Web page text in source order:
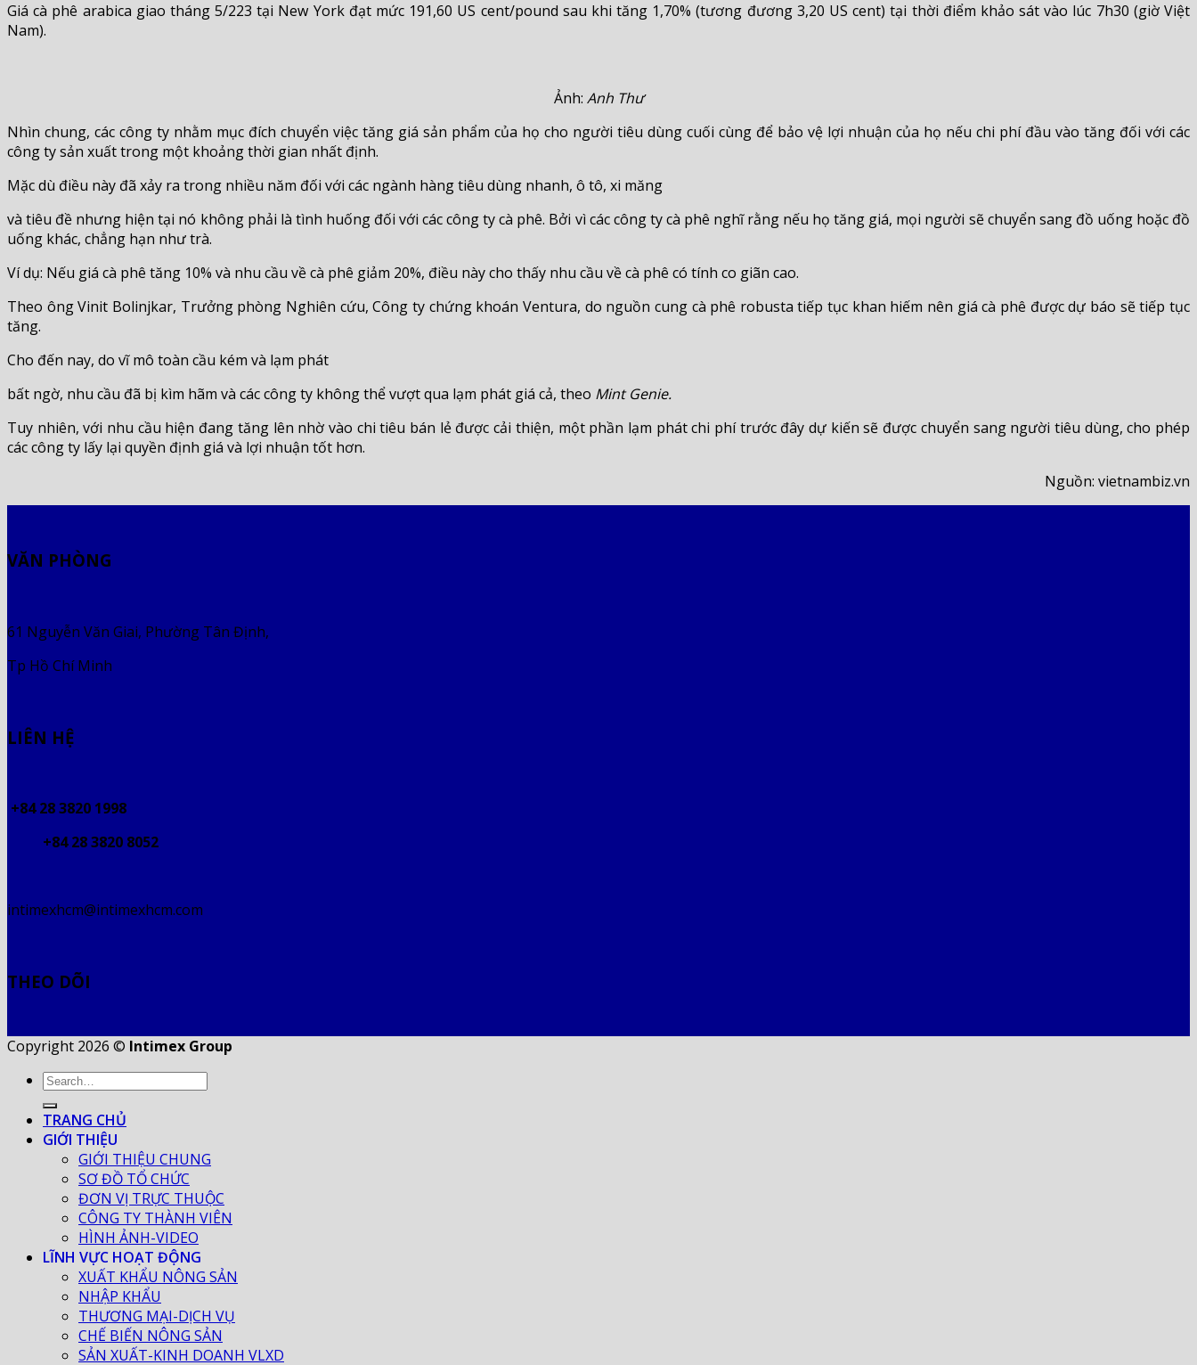
Giá cà phê arabica giao tháng 5/223 tại New York đạt mức 191,60 US cent/pound sau khi tăng 1,70% (tương đương 3,20 US cent) tại thời điểm khảo sát vào lúc 7h30 (giờ Việt
Nam).
Ảnh: Anh Thư
Nhìn chung, các công ty nhằm mục đích chuyển việc tăng giá sản phẩm của họ cho người tiêu dùng cuối cùng để bảo vệ lợi nhuận của họ nếu chi phí đầu vào tăng đối với các
công ty sản xuất trong một khoảng thời gian nhất định.
Mặc dù điều này đã xảy ra trong nhiều năm đối với các ngành hàng tiêu dùng nhanh, ô tô, xi măng
và tiêu đề nhưng hiện tại nó không phải là tình huống đối với các công ty cà phê. Bởi vì các công ty cà phê nghĩ rằng nếu họ tăng giá, mọi người sẽ chuyển sang đồ uống hoặc đồ
uống khác, chẳng hạn như trà.
Ví dụ: Nếu giá cà phê tăng 10% và nhu cầu về cà phê giảm 20%, điều này cho thấy nhu cầu về cà phê có tính co giãn cao.
Theo ông Vinit Bolinjkar, Trưởng phòng Nghiên cứu, Công ty chứng khoán Ventura, do nguồn cung cà phê robusta tiếp tục khan hiếm nên giá cà phê được dự báo sẽ tiếp tục
tăng.
Cho đến nay, do vĩ mô toàn cầu kém và lạm phát
bất ngờ, nhu cầu đã bị kìm hãm và các công ty không thể vượt qua lạm phát giá cả, theo Mint Genie.
Tuy nhiên, với nhu cầu hiện đang tăng lên nhờ vào chi tiêu bán lẻ được cải thiện, một phần lạm phát chi phí trước đây dự kiến ​​sẽ được chuyển sang người tiêu dùng, cho phép
các công ty lấy lại quyền định giá và lợi nhuận tốt hơn.
Nguồn: vietnambiz.vn
VĂN PHÒNG
61 Nguyễn Văn Giai, Phường Tân Định,
Tp Hồ Chí Minh
LIÊN HỆ
+84 28 3820 1998
+84 28 3820 8052
intimexhcm@intimexhcm.com
THEO DÕI
Copyright 2026 © Intimex Group
TRANG CHỦ
GIỚI THIỆU
GIỚI THIỆU CHUNG
SƠ ĐỒ TỔ CHỨC
ĐƠN VỊ TRỰC THUỘC
CÔNG TY THÀNH VIÊN
HÌNH ẢNH-VIDEO
LĨNH VỰC HOẠT ĐỘNG
XUẤT KHẨU NÔNG SẢN
NHẬP KHẨU
THƯƠNG MẠI-DỊCH VỤ
CHẾ BIẾN NÔNG SẢN
SẢN XUẤT-KINH DOANH VLXD